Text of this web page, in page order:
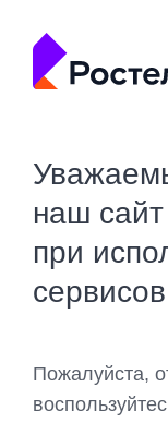
наш
при
сервисов
Пожалуйста,